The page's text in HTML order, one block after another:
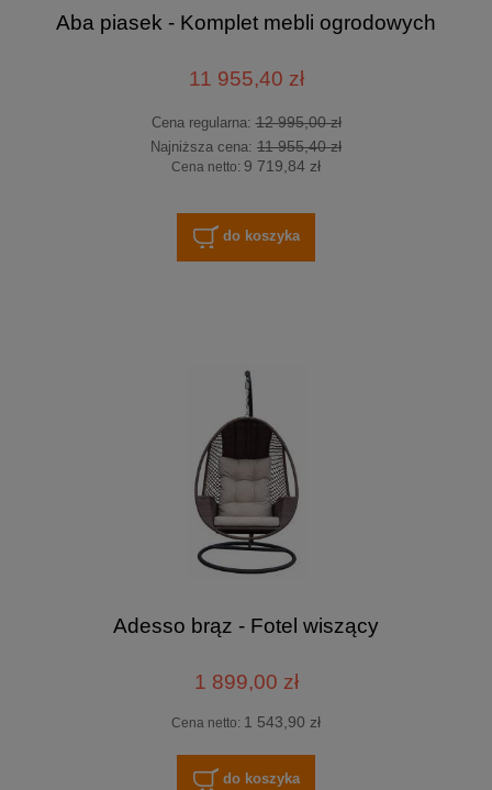
Aba piasek - Komplet mebli ogrodowych
11 955,40 zł
Cena regularna:12 995,00 zł
Najniższa cena: 11 955,40 zł
Cena netto: 9 719,84 zł
do koszyka
Adesso brąz - Fotel wiszący
1 899,00 zł
Cena netto: 1 543,90 zł
do koszyka